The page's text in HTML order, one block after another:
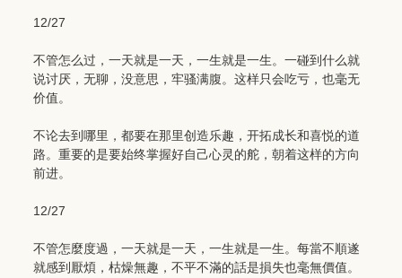
12/27
不管怎么过，一天就是一天，一生就是一生。一碰到什么就
说讨厌，无聊，没意思，牢骚满腹。这样只会吃亏，也毫无
价值。
不论去到哪里，都要在那里创造乐趣，开拓成长和喜悦的道
路。重要的是要始终掌握好自己心灵的舵，朝着这样的方向
前进。
12/27
不管怎麼度過，一天就是一天，一生就是一生。每當不順遂
就感到厭煩，枯燥無趣，不平不滿的話是損失也毫無價值。